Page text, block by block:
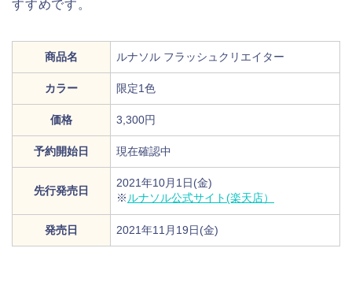
すすめです。
商品名 ルナソル フラッシュクリエイター
カラー 限定1色
価格 3,300円
予約開始日 現在確認中
先行発売日
2021年10月1日(金)
※ ルナソル公式サイト(楽天店）
発売日 2021年11月19日(金)